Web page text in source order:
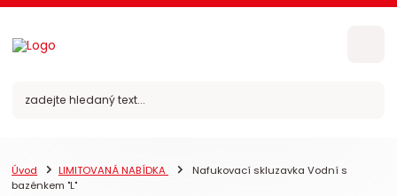
Úvod LIMITOVANÁ NABÍDKA
Nafukovací skluzavka Vodní s
bazénkem "L"